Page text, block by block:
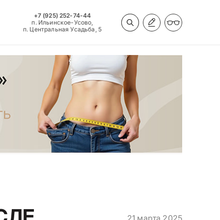
+7 (925) 252-74-44
п. Ильинское-Усово,
п. Центральная Усадьба, 5
21 марта 2025